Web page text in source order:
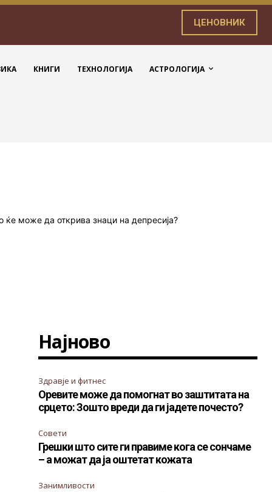
ЦЕНОВНИК
КНИГИ ТЕХНОЛОГИЈА АСТРОЛОГИЈА
Најново
Здравје и фитнес
Оревите може да помогнат во заштитата на
срцето: Зошто вреди да ги јадете почесто?
Совети
Грешки што сите ги правиме кога се сончаме
– а можат да ја оштетат кожата
Занимливости